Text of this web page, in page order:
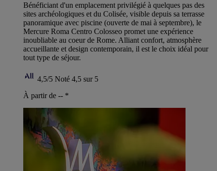
Bénéficiant d'un emplacement privilégié à quelques pas des
sites archéologiques et du Colisée, visible depuis sa terrasse
panoramique avec piscine (ouverte de mai à septembre), le
Mercure Roma Centro Colosseo promet une expérience
inoubliable au coeur de Rome. Alliant confort, atmosphère
accueillante et design contemporain, il est le choix idéal pour
tout type de séjour.
4,5/5 Noté 4,5 sur 5
À partir de -- *